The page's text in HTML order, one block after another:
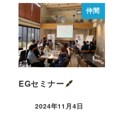
仲間
EGセミナー
2024年11月4日